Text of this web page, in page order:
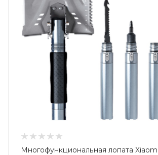
Многофункциональная лопата